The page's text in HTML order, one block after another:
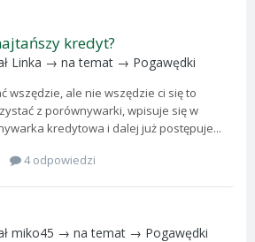
kredyt?
Linka → na temat → Pogawędki
wszędzie, ale nie wszędzie ci się to
z porównywarki, wpisuje się w
kredytowa i dalej już postępuje...
4 odpowiedzi
miko45 → na temat → Pogawędki